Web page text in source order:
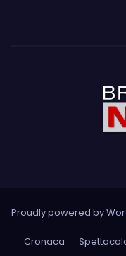
Proudly powered by
Cronaca